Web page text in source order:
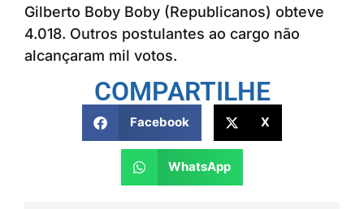
Gilberto Boby Boby (Republicanos) obteve
4.018. Outros postulantes ao cargo não
alcançaram mil votos.
COMPARTILHE
Facebook X
WhatsApp